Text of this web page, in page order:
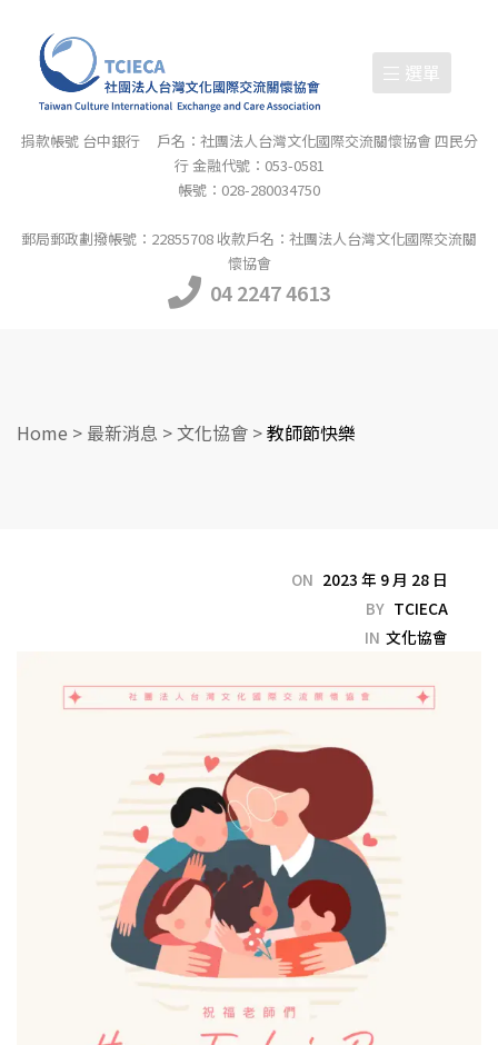
選單
捐款帳號 台中銀行 戶名：社團法人台灣文化國際交流關懷協會 四民分
行 金融代號：053-0581
帳號：028-280034750
郵局郵政劃撥帳號：22855708 收款戶名：社團法人台灣文化國際交流關
懷協會
04 2247 4613
Home > 最新消息 >文化協會 >教師節快樂
ON 2023 年 9 月 28 日
BY TCIECA
IN 文化協會